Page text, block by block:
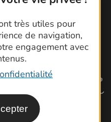
très utiles pour
de navigation,
engagement avec